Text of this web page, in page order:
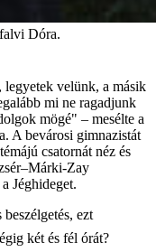
Dóra.
legyetek velünk, a másik
mi ne ragadjunk
mögé" – mesélte a
A bevárosi gimnazistát
csatornát néz és
Zay
Jéghideget.
ezt
két és fél órát?